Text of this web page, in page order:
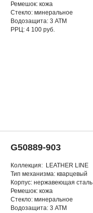
Ремешок: кожа
Стекло: минеральное
Водозащита: 3 АТМ
РРЦ: 4 100 руб.
G50889-903
Коллекция: LEATHER LINE
Тип механизма: кварцевый
Корпус: нержавеющая сталь
Ремешок: кожа
Стекло: минеральное
Водозащита: 3 АТМ